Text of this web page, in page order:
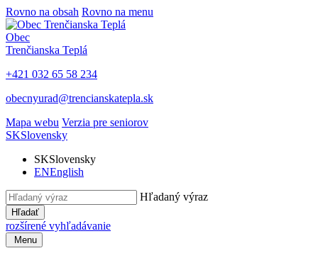
Rovno na obsah Rovno na menu
Obec
Trenčianska Teplá
+421 032 65 58 234
obecnyurad@trencianskatepla.sk
Mapa webu Verzia pre seniorov
SKSlovensky
SKSlovensky
ENEnglish
Hľadaný výraz
Hľadať
rozšírené vyhľadávanie
Menu